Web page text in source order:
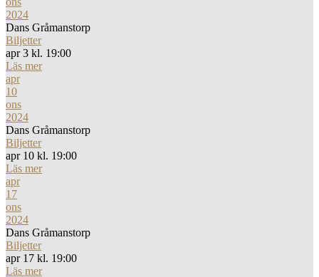
2024
Dans Gråmanstorp
Biljetter
apr 3 kl. 19:00
Läs mer
apr
10
ons
2024
Dans Gråmanstorp
Biljetter
apr 10 kl. 19:00
Läs mer
apr
17
ons
2024
Dans Gråmanstorp
Biljetter
apr 17 kl. 19:00
Läs mer